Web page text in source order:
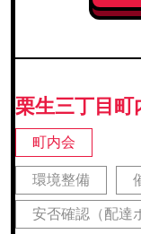
栗生三丁目町
町内会
環境整備
安否確認（配達